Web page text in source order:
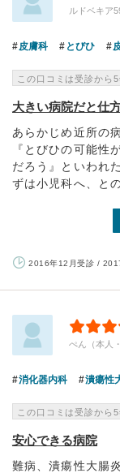
ルドベキア
皮膚科 とびひ
この口コミは受診から
大きい病院だと仕
あらかじめ近所の
『とびひの可能性
だろう』といわれ
ずは小児科へ、と
2016年12月受診 /
ぺん（本人
消化器内科 潰瘍性
この口コミは受診から
安心できる病院
難病、潰瘍性大腸